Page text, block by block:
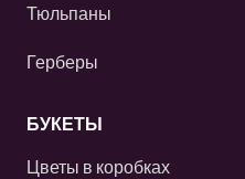
Тюльпаны
Герберы
БУКЕТЫ
Цветы в коробках